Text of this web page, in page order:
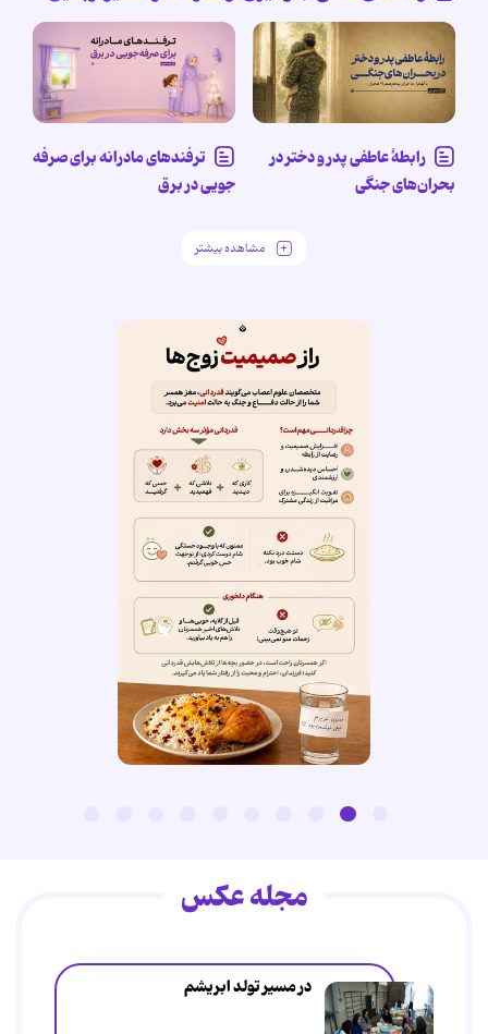
رابطۀ عاطفی پدر و دختر در
بحران‌های جنگی
ترفندهای مادرانه برای صرفه
جویی در برق
مشاهده بیشتر
مجله عکس
در مسیر تولد ابریشم